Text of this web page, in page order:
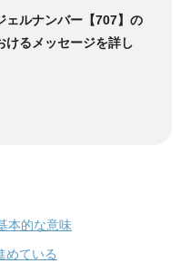
ェルナンバー【707】の
けるメッセージを詳し
本的な意味
めている